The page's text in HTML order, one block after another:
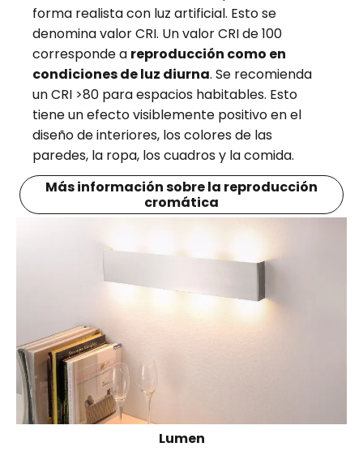
forma realista con luz artificial. Esto se
denomina valor CRI. Un valor CRI de 100
corresponde a reproducción como en
condiciones de luz diurna. Se recomienda
un CRI >80 para espacios habitables. Esto
tiene un efecto visiblemente positivo en el
diseño de interiores, los colores de las
paredes, la ropa, los cuadros y la comida.
Más información sobre la reproducción
cromática
Lumen